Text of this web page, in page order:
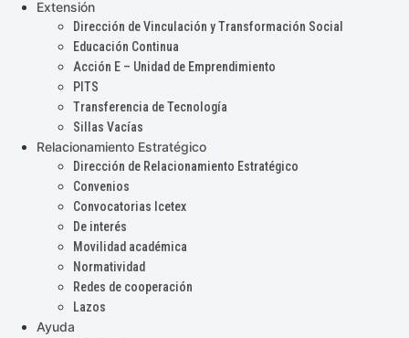
Extensión
Dirección de Vinculación y Transformación Social
Educación Continua
Acción E – Unidad de Emprendimiento
PITS
Transferencia de Tecnología
Sillas Vacías
Relacionamiento Estratégico
Dirección de Relacionamiento Estratégico
Convenios
Convocatorias Icetex
De interés
Movilidad académica
Normatividad
Redes de cooperación
Lazos
Ayuda